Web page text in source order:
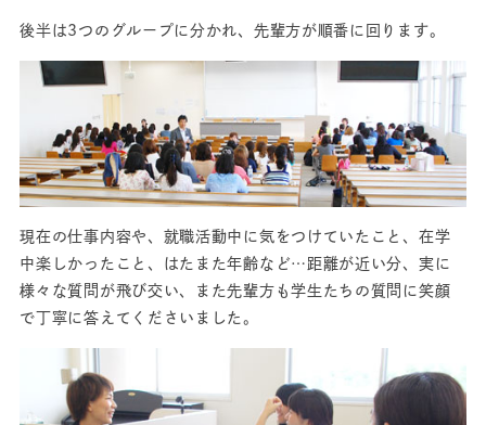
後半は3つのグループに分かれ、先輩方が順番に回ります。
現在の仕事内容や、就職活動中に気をつけていたこと、在学
中楽しかったこと、はたまた年齢など…距離が近い分、実に
様々な質問が飛び交い、また先輩方も学生たちの質問に笑顔
で丁寧に答えてくださいました。